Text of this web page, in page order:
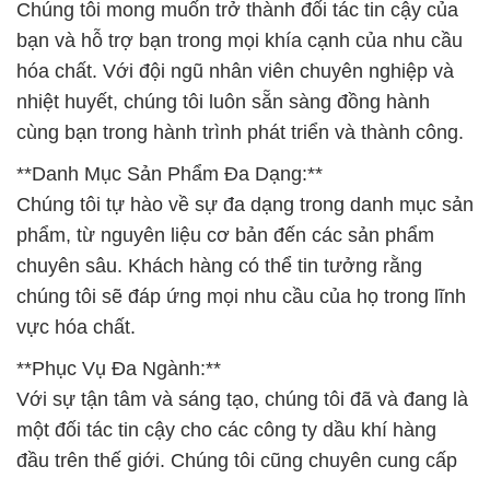
Chúng tôi mong muốn trở thành đối tác tin cậy của
bạn và hỗ trợ bạn trong mọi khía cạnh của nhu cầu
hóa chất. Với đội ngũ nhân viên chuyên nghiệp và
nhiệt huyết, chúng tôi luôn sẵn sàng đồng hành
cùng bạn trong hành trình phát triển và thành công.
**Danh Mục Sản Phẩm Đa Dạng:**
Chúng tôi tự hào về sự đa dạng trong danh mục sản
phẩm, từ nguyên liệu cơ bản đến các sản phẩm
chuyên sâu. Khách hàng có thể tin tưởng rằng
chúng tôi sẽ đáp ứng mọi nhu cầu của họ trong lĩnh
vực hóa chất.
**Phục Vụ Đa Ngành:**
Với sự tận tâm và sáng tạo, chúng tôi đã và đang là
một đối tác tin cậy cho các công ty dầu khí hàng
đầu trên thế giới. Chúng tôi cũng chuyên cung cấp